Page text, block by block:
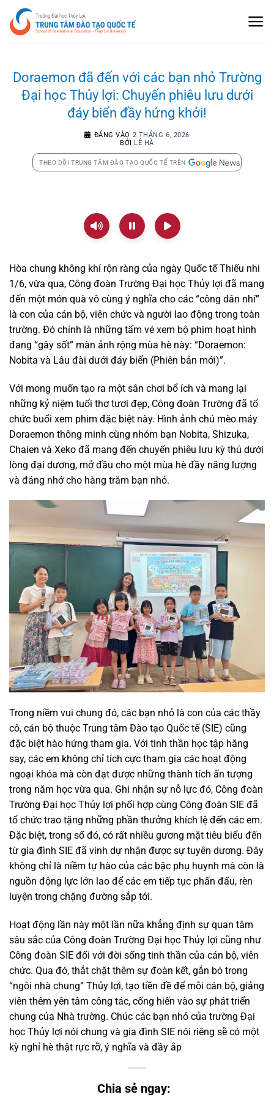
qua
Doraemon đã đến với các bạn nhỏ Trường
Đại học Thủy lợi: Chuyến phiêu lưu dưới
đáy biển đầy hứng khởi!
ĐĂNG VÀO 2 THÁNG 6, 2026
BỞI LÊ HÀ
THEO DÕI TRUNG TÂM ĐÀO TẠO QUỐC TẾ TRÊN
Hòa chung không khí rộn ràng của ngày Quốc tế Thiếu nhi
1/6, vừa qua, Công đoàn Trường Đại học Thủy lợi đã mang
đến một món quà vô cùng ý nghĩa cho các “công dân nhí”
là con của cán bộ, viên chức và người lao động trong toàn
trường. Đó chính là những tấm vé xem bộ phim hoạt hình
đang “gây sốt” màn ảnh rộng mùa hè này: “Doraemon:
Nobita và Lâu đài dưới đáy biển (Phiên bản mới)”.
Với mong muốn tạo ra một sân chơi bổ ích và mang lại
những kỷ niệm tuổi thơ tươi đẹp, Công đoàn Trường đã tổ
chức buổi xem phim đặc biệt này. Hình ảnh chú mèo máy
Doraemon thông minh cùng nhóm bạn Nobita, Shizuka,
Chaien và Xeko đã mang đến chuyến phiêu lưu kỳ thú dưới
lòng đại dương, mở đầu cho một mùa hè đầy năng lượng
và đáng nhớ cho hàng trăm bạn nhỏ.
Trong niềm vui chung đó, các bạn nhỏ là con của các thầy
cô, cán bộ thuộc Trung tâm Đào tạo Quốc tế (SIE) cũng
đặc biệt hào hứng tham gia. Với tinh thần học tập hăng
say, các em không chỉ tích cực tham gia các hoạt động
ngoại khóa mà còn đạt được những thành tích ấn tượng
trong năm học vừa qua. Ghi nhận sự nỗ lực đó, Công đoàn
Trường Đại học Thủy lợi phối hợp cùng Công đoàn SIE đã
tổ chức trao tặng những phần thưởng khích lệ đến các em.
Đặc biệt, trong số đó, có rất nhiều gương mặt tiêu biểu đến
từ gia đình SIE đã vinh dự nhận được sự tuyên dương. Đây
không chỉ là niềm tự hào của các bậc phụ huynh mà còn là
nguồn động lực lớn lao để các em tiếp tục phấn đấu, rèn
luyện trong chặng đường sắp tới.
Hoạt động lần này một lần nữa khẳng định sự quan tâm
sâu sắc của Công đoàn Trường Đại học Thủy lợi cũng như
Công đoàn SIE đối với đời sống tinh thần của cán bộ, viên
chức. Qua đó, thắt chặt thêm sự đoàn kết, gắn bó trong
“ngôi nhà chung” Thủy lợi, tạo tiền đề để mỗi cán bộ, giảng
viên thêm yên tâm công tác, cống hiến vào sự phát triển
chung của Nhà trường. Chúc các bạn nhỏ của trường Đại
học Thủy lợi nói chung và gia đình SIE nói riêng sẽ có một
kỳ nghỉ hè thật rực rỡ, ý nghĩa và đầy ắp